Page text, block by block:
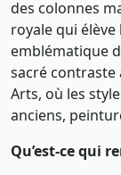
des colonnes
royale qui
emblématique
sacré contraste
Arts, où les
anciens,
Qu’est-ce qui